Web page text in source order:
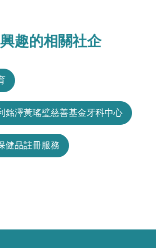
趣的相關社企
銘澤黃瑤璧慈善基金牙科中心
健品註冊服務